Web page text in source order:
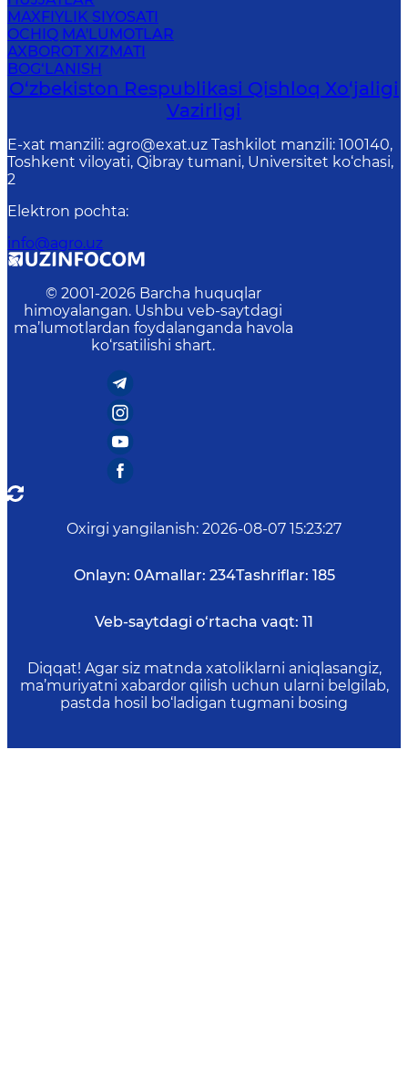
MAXFIYLIK SIYOSATI
OCHIQ MA'LUMOTLAR
AXBOROT XIZMATI
BOG‘LANISH
O‘zbekiston Respublikasi Qishloq Хo‘jаligi
Vаzirligi
E-xat manzili: agro@exat.uz Tashkilot manzili: 100140,
Toshkent viloyati, Qibray tumani, Universitet ko‘chasi,
2
Elektron pochta:
info@agro.uz
© 2001-2026 Barcha huquqlar
himoyalangan. Ushbu veb-saytdagi
ma’lumotlardan foydalanganda havola
ko‘rsatilishi shart.
Oxirgi yangilanish: 2026-08-07 15:23:27
Onlayn: 0Amallar: 234Tashriflar: 185
Veb-saytdagi o‘rtacha vaqt: 11
Diqqat! Agar siz matnda xatoliklarni aniqlasangiz,
ma’muriyatni xabardor qilish uchun ularni belgilab,
pastda hosil bo‘ladigan tugmani bosing